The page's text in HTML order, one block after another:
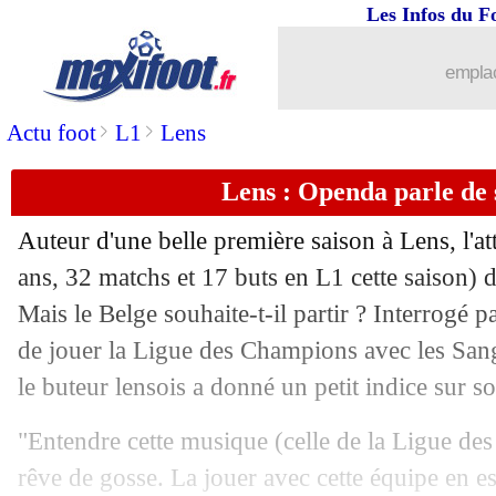
Actu foot> L1 > Lens
Les Infos du
Lens : Openda parle de
Auteur d'une belle première saison à Lens,
ans, 32 matchs et 17 buts en L1 cette saison)
Mais le Belge souhaite-t-il partir ? Interrogé
de jouer la Ligue des Champions avec les
le buteur lensois a donné un petit indice sur
"Entendre cette musique (celle de la Ligue
rêve de gosse. La jouer avec cette équipe en
Tottenham : Kane, le conseil de
02/05 OM: Gautreau vole à la rescousse
02/05 PSG: Icardi en route pour Fulham ?
02/05 Rennes: Diouf transféré à Bâle
02/05 LdN (f) : le groupe des Bleues
02/05 Man Utd : quand Ferdinand chambre
Bayern : Salihamidzic veut prolonger